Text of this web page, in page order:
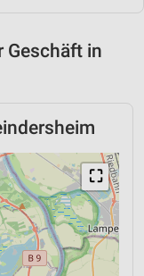
Geschäft in
⛶